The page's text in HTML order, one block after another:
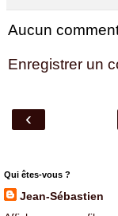
Aucun
Enregistrer un
‹
Qui êtes-vous ?
Jean-Sébastien